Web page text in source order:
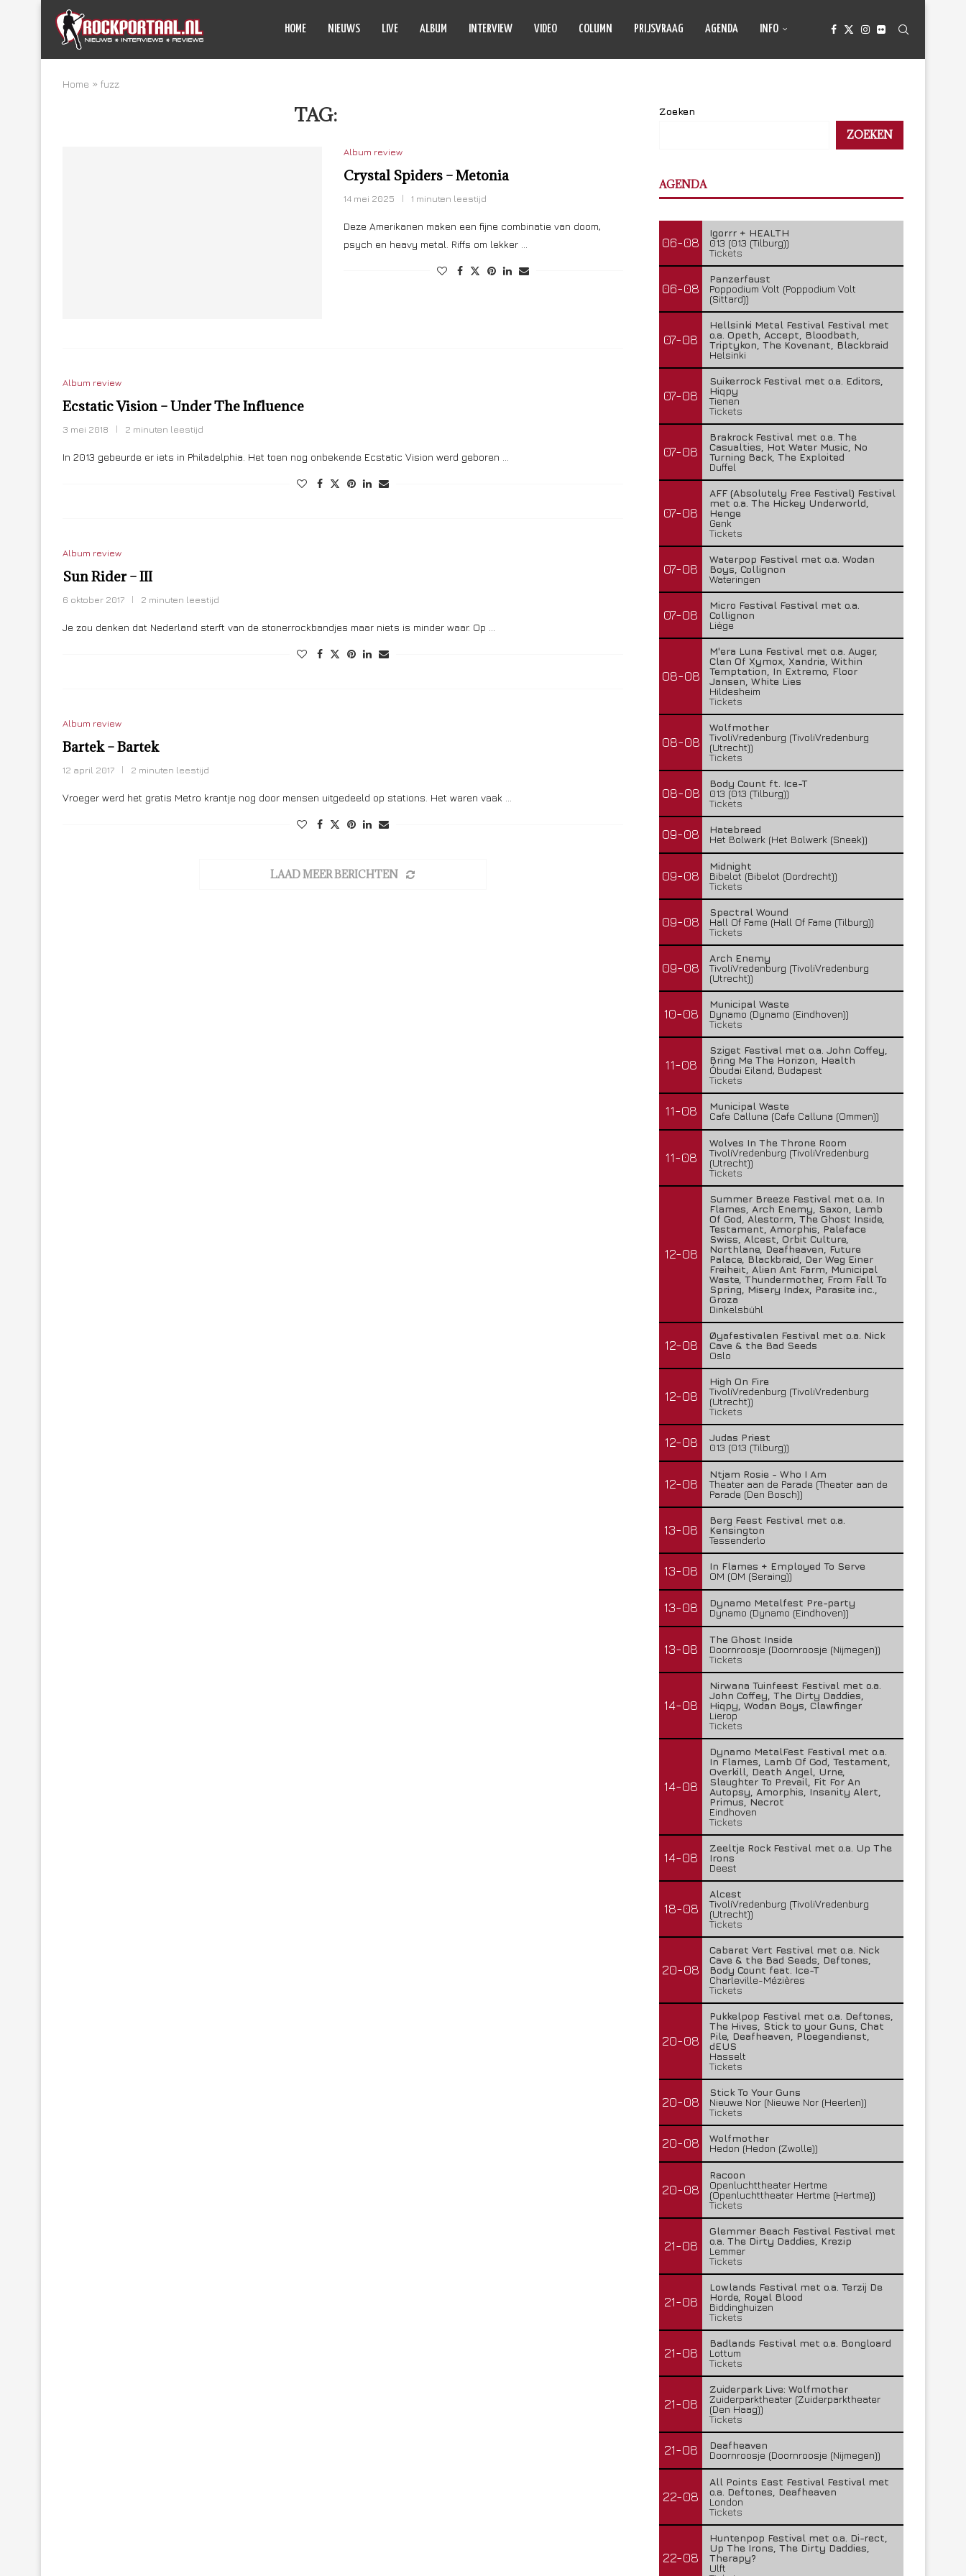
HOME NIEUWS LIVE ALBUM INTERVIEW VIDEO COLUMN PRIJSVRAAG AGENDA INFO
Home » fuzz
TAG:
Album review
Crystal Spiders – Metonia
14 mei 2025 1 minuten leestijd
Deze Amerikanen maken een fijne combinatie van doom,
psych en heavy metal. Riffs om lekker …
Album review
Ecstatic Vision – Under The Influence
3 mei 2018 2 minuten leestijd
In 2013 gebeurde er iets in Philadelphia. Het toen nog onbekende Ecstatic Vision werd geboren …
Album review
Sun Rider – III
6 oktober 2017 2 minuten leestijd
Je zou denken dat Nederland sterft van de stonerrockbandjes maar niets is minder waar. Op …
Album review
Bartek – Bartek
12 april 2017 2 minuten leestijd
Vroeger werd het gratis Metro krantje nog door mensen uitgedeeld op stations. Het waren vaak …
LAAD MEER BERICHTEN
Zoeken
ZOEKEN
AGENDA
06-08
Igorrr + HEALTH
013 (013 (Tilburg))
Tickets
06-08
Panzerfaust
Poppodium Volt (Poppodium Volt
(Sittard))
07-08
Hellsinki Metal Festival Festival met
o.a. Opeth, Accept, Bloodbath,
Triptykon, The Kovenant, Blackbraid
Helsinki
07-08
Suikerrock Festival met o.a. Editors,
Hiqpy
Tienen
Tickets
07-08
Brakrock Festival met o.a. The
Casualties, Hot Water Music, No
Turning Back, The Exploited
Duffel
07-08
AFF (Absolutely Free Festival) Festival
met o.a. The Hickey Underworld,
Henge
Genk
Tickets
07-08
Waterpop Festival met o.a. Wodan
Boys, Collignon
Wateringen
07-08
Micro Festival Festival met o.a.
Collignon
Liège
08-08
M'era Luna Festival met o.a. Auger,
Clan Of Xymox, Xandria, Within
Temptation, In Extremo, Floor
Jansen, White Lies
Hildesheim
Tickets
08-08
Wolfmother
TivoliVredenburg (TivoliVredenburg
(Utrecht))
Tickets
08-08
Body Count ft. Ice-T
013 (013 (Tilburg))
Tickets
09-08
Hatebreed
Het Bolwerk (Het Bolwerk (Sneek))
09-08
Midnight
Bibelot (Bibelot (Dordrecht))
Tickets
09-08
Spectral Wound
Hall Of Fame (Hall Of Fame (Tilburg))
Tickets
09-08
Arch Enemy
TivoliVredenburg (TivoliVredenburg
(Utrecht))
10-08
Municipal Waste
Dynamo (Dynamo (Eindhoven))
Tickets
11-08
Sziget Festival met o.a. John Coffey,
Bring Me The Horizon, Health
Óbudai Eiland, Budapest
Tickets
11-08
Municipal Waste
Cafe Calluna (Cafe Calluna (Ommen))
11-08
Wolves In The Throne Room
TivoliVredenburg (TivoliVredenburg
(Utrecht))
Tickets
12-08
Summer Breeze Festival met o.a. In
Flames, Arch Enemy, Saxon, Lamb
Of God, Alestorm, The Ghost Inside,
Testament, Amorphis, Paleface
Swiss, Alcest, Orbit Culture,
Northlane, Deafheaven, Future
Palace, Blackbraid, Der Weg Einer
Freiheit, Alien Ant Farm, Municipal
Waste, Thundermother, From Fall To
Spring, Misery Index, Parasite inc.,
Groza
Dinkelsbühl
12-08
Øyafestivalen Festival met o.a. Nick
Cave & the Bad Seeds
Oslo
12-08
High On Fire
TivoliVredenburg (TivoliVredenburg
(Utrecht))
Tickets
12-08
Judas Priest
013 (013 (Tilburg))
12-08
Ntjam Rosie - Who I Am
Theater aan de Parade (Theater aan de
Parade (Den Bosch))
13-08
Berg Feest Festival met o.a.
Kensington
Tessenderlo
13-08
In Flames + Employed To Serve
OM (OM (Seraing))
13-08
Dynamo Metalfest Pre-party
Dynamo (Dynamo (Eindhoven))
13-08
The Ghost Inside
Doornroosje (Doornroosje (Nijmegen))
Tickets
14-08
Nirwana Tuinfeest Festival met o.a.
John Coffey, The Dirty Daddies,
Hiqpy, Wodan Boys, Clawfinger
Lierop
Tickets
14-08
Dynamo MetalFest Festival met o.a.
In Flames, Lamb Of God, Testament,
Overkill, Death Angel, Urne,
Slaughter To Prevail, Fit For An
Autopsy, Amorphis, Insanity Alert,
Primus, Necrot
Eindhoven
Tickets
14-08
Zeeltje Rock Festival met o.a. Up The
Irons
Deest
18-08
Alcest
TivoliVredenburg (TivoliVredenburg
(Utrecht))
Tickets
20-08
Cabaret Vert Festival met o.a. Nick
Cave & the Bad Seeds, Deftones,
Body Count feat. Ice-T
Charleville-Mézières
Tickets
20-08
Pukkelpop Festival met o.a. Deftones,
The Hives, Stick to your Guns, Chat
Pile, Deafheaven, Ploegendienst,
dEUS
Hasselt
Tickets
20-08
Stick To Your Guns
Nieuwe Nor (Nieuwe Nor (Heerlen))
Tickets
20-08
Wolfmother
Hedon (Hedon (Zwolle))
20-08
Racoon
Openluchttheater Hertme
(Openluchttheater Hertme (Hertme))
Tickets
21-08
Glemmer Beach Festival Festival met
o.a. The Dirty Daddies, Krezip
Lemmer
Tickets
21-08
Lowlands Festival met o.a. Terzij De
Horde, Royal Blood
Biddinghuizen
Tickets
21-08
Badlands Festival met o.a. Bongloard
Lottum
Tickets
21-08
Zuiderpark Live: Wolfmother
Zuiderparktheater (Zuiderparktheater
(Den Haag))
Tickets
21-08
Deafheaven
Doornroosje (Doornroosje (Nijmegen))
22-08
All Points East Festival Festival met
o.a. Deftones, Deafheaven
London
Tickets
22-08
Huntenpop Festival met o.a. Di-rect,
Up The Irons, The Dirty Daddies,
Therapy?
Ulft